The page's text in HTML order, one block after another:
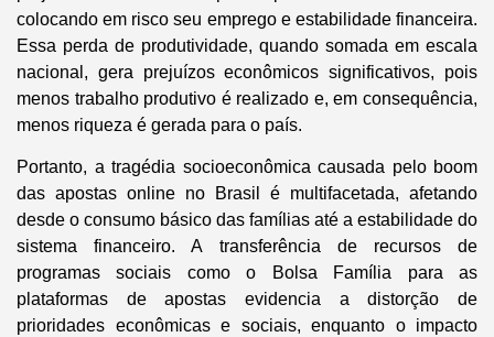
colocando em risco seu emprego e estabilidade financeira.
Essa perda de produtividade, quando somada em escala
nacional, gera prejuízos econômicos significativos, pois
menos trabalho produtivo é realizado e, em consequência,
menos riqueza é gerada para o país.
Portanto, a tragédia socioeconômica causada pelo boom
das apostas online no Brasil é multifacetada, afetando
desde o consumo básico das famílias até a estabilidade do
sistema financeiro. A transferência de recursos de
programas sociais como o Bolsa Família para as
plataformas de apostas evidencia a distorção de
prioridades econômicas e sociais, enquanto o impacto